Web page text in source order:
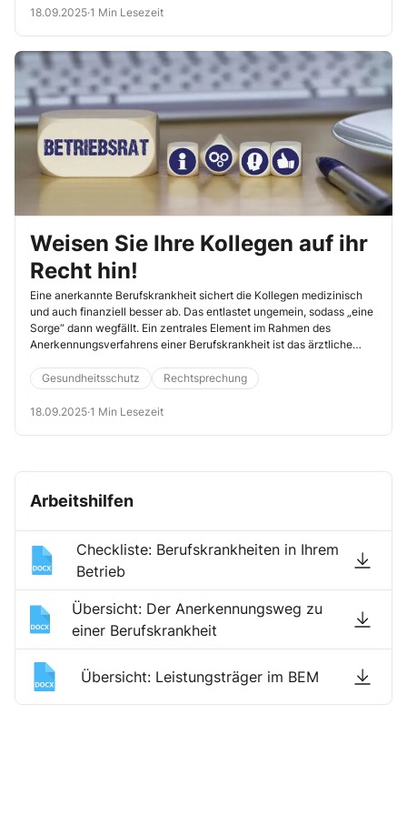
hinwirken und die Kollegen aufklären.
18.09.2025·1 Min Lesezeit
Weisen Sie Ihre Kollegen auf ihr
Recht hin!
Eine anerkannte Berufskrankheit sichert die Kollegen medizinisch
und auch finanziell besser ab. Das entlastet ungemein, sodass „eine
Sorge“ dann wegfällt. Ein zentrales Element im Rahmen des
Anerkennungsverfahrens einer Berufskrankheit ist das ärztliche
der beruflichen Tätigkeit und der Erkrankung besteht. Wichtig ist für
Ihre Kollegen: Sie müssen nicht den Gutachter nehmen, der von der
Unfallversicherung vorgeschlagen wird.
Gesundheitsschutz Rechtsprechung
18.09.2025·1 Min Lesezeit
Arbeitshilfen
Checkliste: Berufskrankheiten in Ihrem
Betrieb
Übersicht: Der Anerkennungsweg zu
einer Berufskrankheit
Übersicht: Leistungsträger im BEM